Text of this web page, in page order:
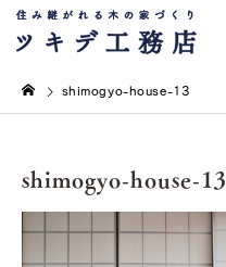
shimogyo-house-13
shimogyo-house-13